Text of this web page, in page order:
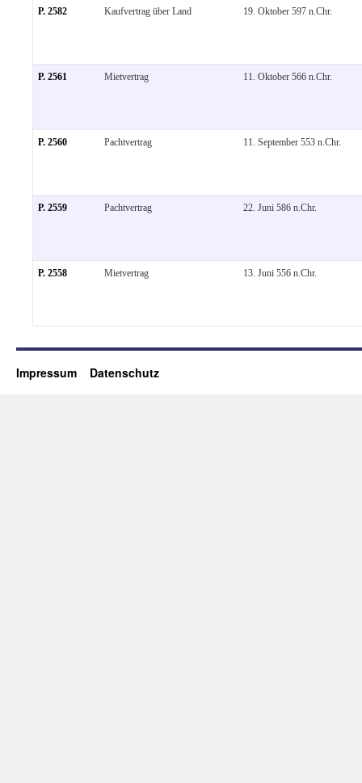
P. 2582 Kaufvertrag über Land 19. Oktober 597 n.Chr.
P. 2561 Mietvertrag 11. Oktober 566 n.Chr.
P. 2560 Pachtvertrag 11. September 553 n.Chr.
P. 2559 Pachtvertrag 22. Juni 586 n.Chr.
P. 2558 Mietvertrag 13. Juni 556 n.Chr.
Impressum Datenschutz